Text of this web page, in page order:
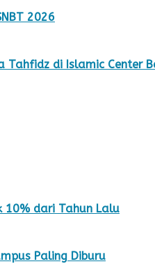
2026
Tahfidz di Islamic Center
10% dari Tahun Lalu
Paling Diburu